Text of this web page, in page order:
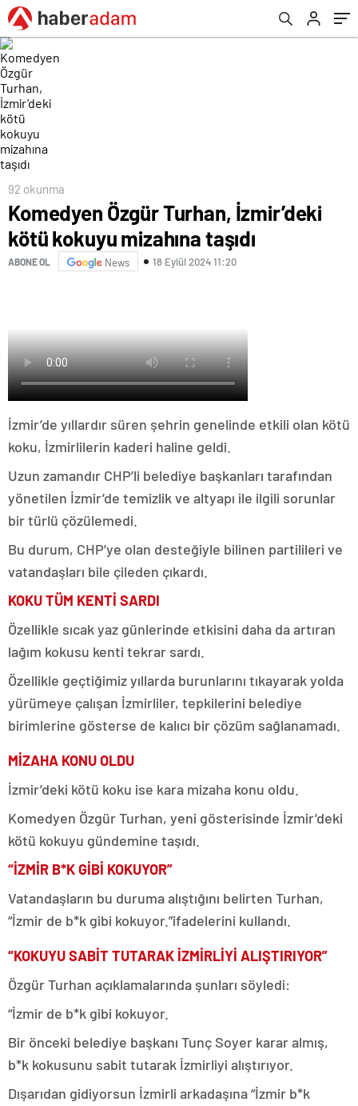
92 okunma
Komedyen Özgür Turhan, İzmir’deki
kötü kokuyu mizahına taşıdı
ABONE OL News 18 Eylül 2024 11:20
İzmir’de yıllardır süren şehrin genelinde etkili olan kötü
koku, İzmirlilerin kaderi haline geldi.
Uzun zamandır CHP’li belediye başkanları tarafından
yönetilen İzmir’de temizlik ve altyapı ile ilgili sorunlar
bir türlü çözülemedi.
Bu durum, CHP’ye olan desteğiyle bilinen partilileri ve
vatandaşları bile çileden çıkardı.
KOKU TÜM KENTİ SARDI
Özellikle sıcak yaz günlerinde etkisini daha da artıran
lağım kokusu kenti tekrar sardı.
Özellikle geçtiğimiz yıllarda burunlarını tıkayarak yolda
yürümeye çalışan İzmirliler, tepkilerini belediye
birimlerine gösterse de kalıcı bir çözüm sağlanamadı.
MİZAHA KONU OLDU
İzmir’deki kötü koku ise kara mizaha konu oldu.
Komedyen Özgür Turhan, yeni gösterisinde İzmir’deki
kötü kokuyu gündemine taşıdı.
“İZMİR B*K GİBİ KOKUYOR”
Vatandaşların bu duruma alıştığını belirten Turhan,
“İzmir de b*k gibi kokuyor.”ifadelerini kullandı.
“KOKUYU SABİT TUTARAK İZMİRLİYİ ALIŞTIRIYOR”
Özgür Turhan açıklamalarında şunları söyledi:
“İzmir de b*k gibi kokuyor.
Bir önceki belediye başkanı Tunç Soyer karar almış,
b*k kokusunu sabit tutarak İzmirliyi alıştırıyor.
Dışarıdan gidiyorsun İzmirli arkadaşına “İzmir b*k